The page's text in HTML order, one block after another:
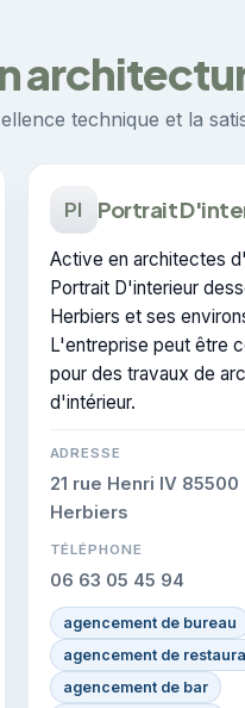
technique et la
PI Portrait
Active en architectes
Portrait D'interieur
Herbiers et ses
L'entreprise peut être
pour des travaux de
d'intérieur.
ADRESSE
21 rue Henri IV 85500
Herbiers
TÉLÉPHONE
06 63 05 45 94
agencement de bureau
agencement de
agencement de bar